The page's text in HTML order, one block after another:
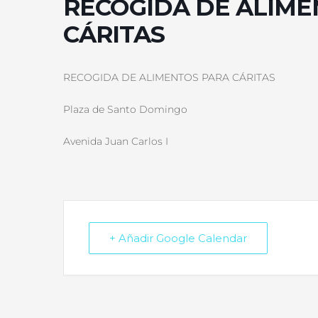
RECOGIDA DE
CÁRITAS
RECOGIDA DE ALIMENTOS PARA CÁRITAS
Plaza de Santo Domingo
Avenida Juan Carlos I
+ Añadir Google Calendar